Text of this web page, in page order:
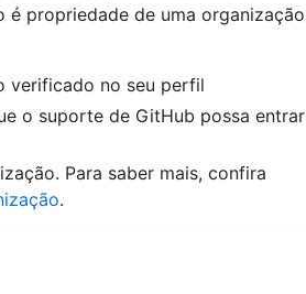
propriedade de uma organização
verificado no seu perfil
o suporte de GitHub possa entrar
Para saber mais, confira
.